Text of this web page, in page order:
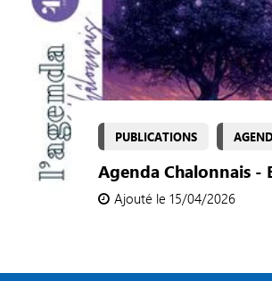
PUBLICATIONS
Agenda Chalonnais -
Ajouté le 15/04/2026